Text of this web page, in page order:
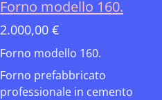
Forno modello 160.
2.000,00 €
Forno modello 160.
Forno prefabbricato
professionale in cemento